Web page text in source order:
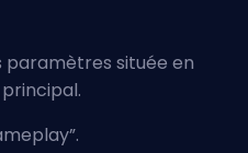
paramètres située en